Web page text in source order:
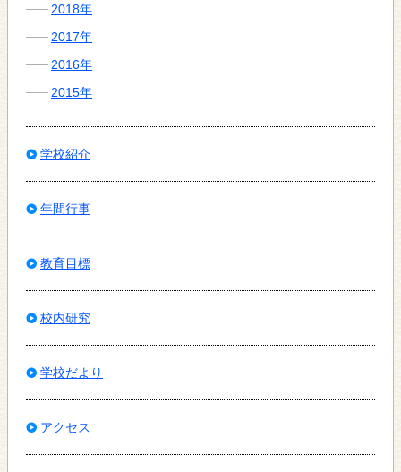
2018年
2017年
2016年
2015年
学校紹介
年間行事
教育目標
校内研究
学校だより
アクセス